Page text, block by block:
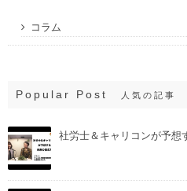
コラム
Popular Post 人気の記事
社労士＆キャリコンが予想